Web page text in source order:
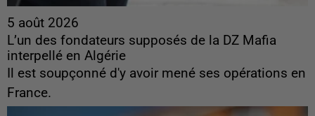
5 août 2026
L’un des fondateurs supposés de la DZ Mafia
interpellé en Algérie
Il est soupçonné d'y avoir mené ses opérations en
France.